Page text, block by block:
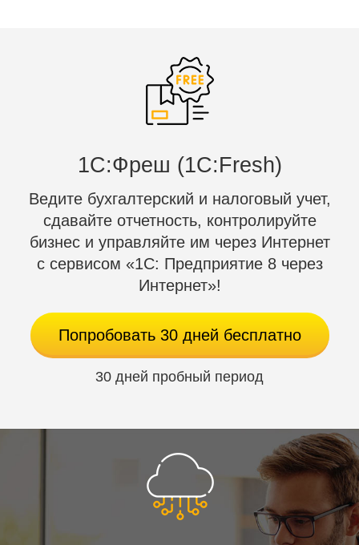
приемку товара по штрихкодам или
инвентаризацию прямо в торговом зале.
Подробнее о функциях:
1. Сбор штрихкодов
Простая операция — сканирование штрихкодов
с вводом количества. Результат можно загрузить
в любой документ учетной системы, в котором
есть товары и количество.
Подходит для всех вариантов, когда необходимо
1C:Фреш (1С:Fresh)
Ведите бухгалтерский и налоговый учет,
сдавайте отчетность, контролируйте
бизнес и управляйте им через Интернет
с сервисом «1С: Предприятие 8 через
Интернет»!
Попробовать 30 дней бесплатно
30 дней пробный период